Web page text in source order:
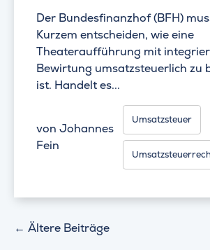
Der Bundesfinanzhof (BFH)
Kurzem entscheiden, wie eine
Theateraufführung mit
Bewirtung umsatzsteuerlich zu
ist. Handelt es...
von Johannes
Fein
Umsatzsteuer
← Ältere Beiträge